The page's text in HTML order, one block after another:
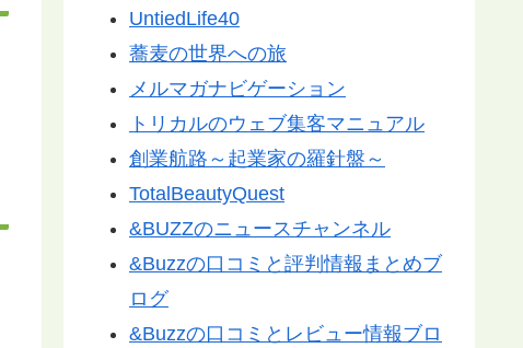
UntiedLife40
蕎麦の世界への旅
メルマガナビゲーション
トリカルのウェブ集客マニュアル
創業航路～起業家の羅針盤～
TotalBeautyQuest
&BUZZのニュースチャンネル
&Buzzの口コミと評判情報まとめブ
ログ
&Buzzの口コミとレビュー情報ブロ